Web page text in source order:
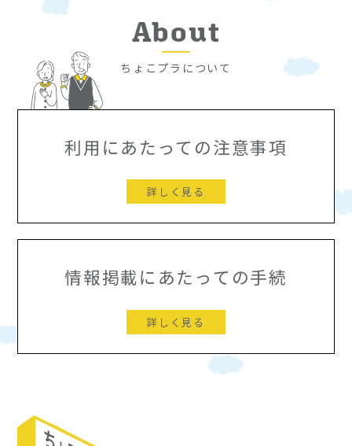
About
ちょこプラについて
利用にあたっての注意事項
詳しく見る
情報掲載にあたっての手続
詳しく見る